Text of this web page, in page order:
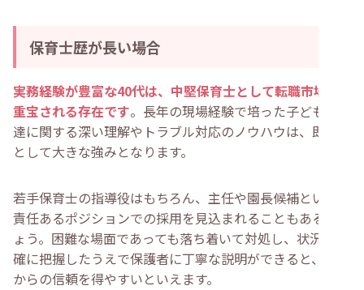
保育士歴が長い場合
実務経験が豊富な40代は、中堅保育士として転職市場で
重宝される存在です。長年の現場経験で培った子どもの発
達に関する深い理解やトラブル対応のノウハウは、即戦力
として大きな強みとなります。
若手保育士の指導役はもちろん、主任や園長候補といった
責任あるポジションでの採用を見込まれることもあるでし
ょう。困難な場面であっても落ち着いて対処し、状況を正
確に把握したうえで保護者に丁寧な説明ができると、周囲
からの信頼を得やすいといえます。